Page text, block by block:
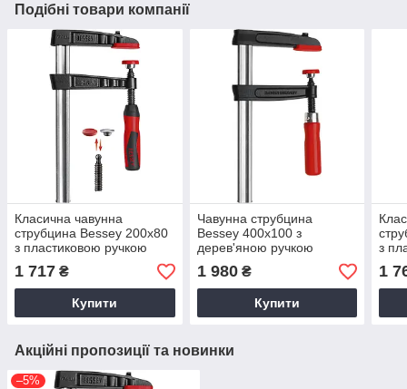
Подібні товари компанії
Класична чавунна
струбцина Bessey 200x80
з пластиковою ручкою
TG20B8-2K
1 717 ₴
Купити
Чавунна струбцина
Bessey 400x100 з
дерев'яною ручкою
TPN40S10BE
1 980₴
Купити
з
1
Акційні пропозиції та новинки
–5%